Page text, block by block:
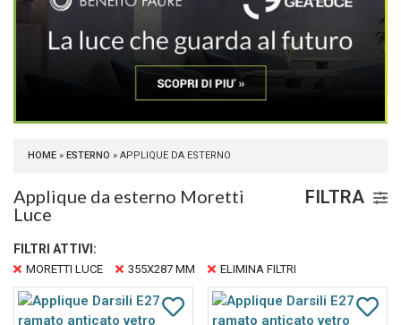
HOME » ESTERNO » APPLIQUE DA ESTERNO
Applique da esterno Moretti
Luce
FILTRA
FILTRI ATTIVI:
MORETTI LUCE 355X287 MM ELIMINA FILTRI